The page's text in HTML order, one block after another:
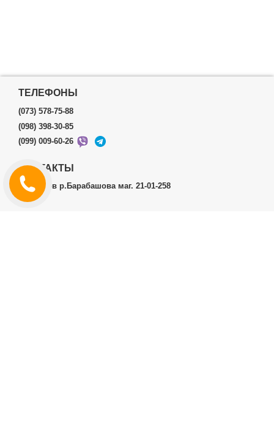
ТЕЛЕФОНЫ
(073) 578-75-88
(098) 398-30-85
(099) 009-60-26
КОНТАКТЫ
г.Харьков р.Барабашова маг. 21-01-258